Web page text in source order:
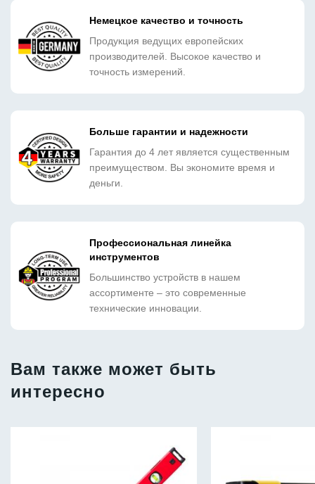
Немецкое качество и точность
Продукция ведущих европейских
производителей. Высокое качество и
точность измерений.
Больше гарантии и надежности
Гарантия до 4 лет является существенным
преимуществом. Вы экономите время и
деньги.
Профессиональная линейка
инструментов
Большинство устройств в нашем
ассортименте – это современные
технические инновации.
Вам также может быть
интересно